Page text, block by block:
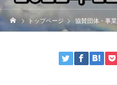
トップページ 協賛団体・事業